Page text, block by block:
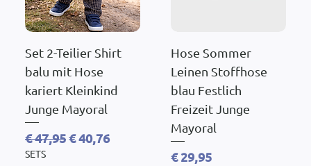
Set 2-Teilier Shirt
balu mit Hose
kariert Kleinkind
Junge Mayoral
Standardpreis
€ 47,95Sale-Preis
€ 40,76
SETS
Hose Sommer
Leinen Stoffhose
blau Festlich
Freizeit Junge
Mayoral
Preis
€ 29,95